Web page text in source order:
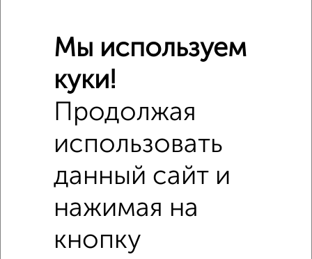
Сравнение средних цен
Мы используем
куки!
Продолжая
использовать
данный сайт и
нажимая на
кнопку